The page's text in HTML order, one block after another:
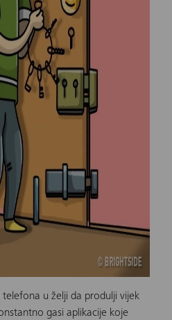
u želji da produlji vijek
gasi aplikacije koje